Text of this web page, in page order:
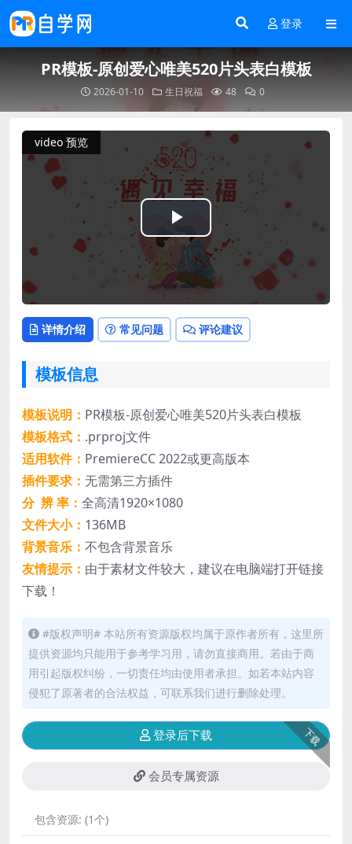
登录
PR模板-原创爱心唯美520片头表白模板
2026-01-10 生日祝福 48 0
video 预览
Play
Video
详情介绍 常见问题 评论建议
模板信息
模板说明： PR模板-原创爱心唯美520片头表白模板
模板格式： .prproj文件
适用软件： PremiereCC 2022或更高版本
插件要求： 无需第三方插件
分 辨 率： 全高清1920×1080
文件大小： 136MB
背景音乐： 不包含背景音乐
友情提示： 由于素材文件较大，建议在电脑端打开链接
下载！
#版权声明# 本站所有资源版权均属于原作者所有，这里所
提供资源均只能用于参考学习用，请勿直接商用。若由于商
用引起版权纠纷，一切责任均由使用者承担。如若本站内容
侵犯了原著者的合法权益，可联系我们进行删除处理。
下载
登录后下载
会员专属资源
包含资源: (1个)